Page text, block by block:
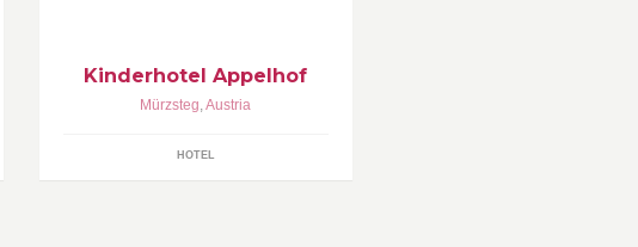
Kinderhotel Appelhof
Mürzsteg,Austria
HOTEL